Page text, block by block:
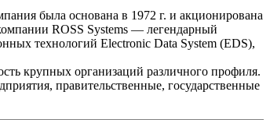
была основана в 1972 г. и акционирована
ROSS Systems — легендарный
технологий Electronic Data System (EDS),
крупных организаций различного профиля.
правительственные, государственные